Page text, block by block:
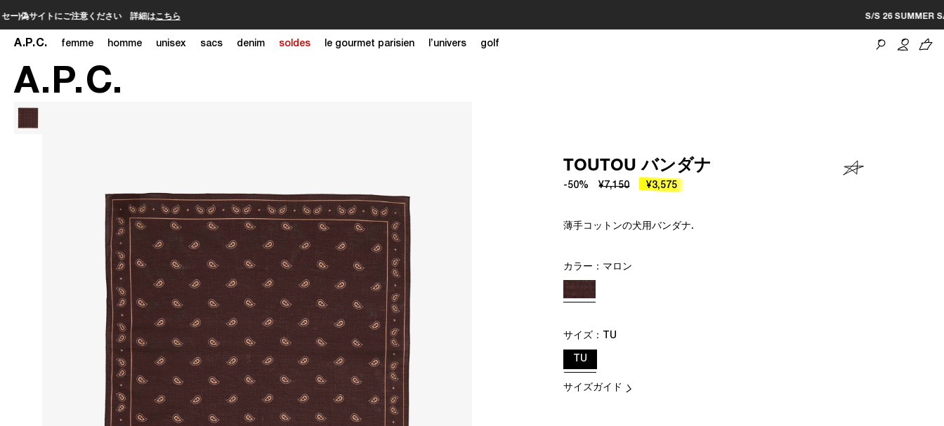
A.P.C. femme homme unisex sacs denim soldes le gourmet parisien l’univers golf
A.P.C.
TOUTOU バンダナ
-50% ¥7,150 ¥3,575
薄手コットンの犬用バンダナ.
カラー： マロン
サイズ： TU
TU
サイズガイド